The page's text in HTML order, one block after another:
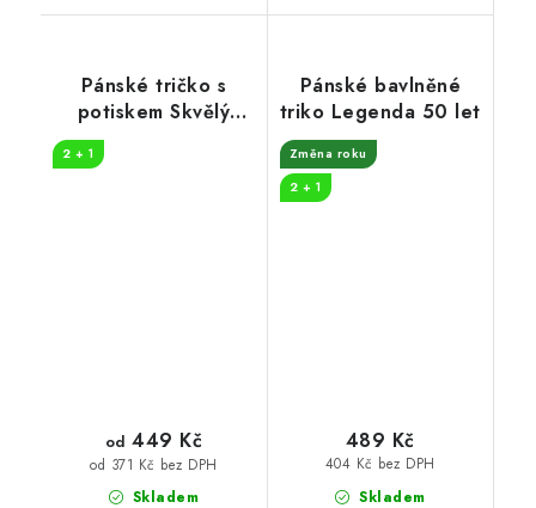
Pánské tričko s
potiskem Skvělý
dědeček 50 let
2 + 1
Skladem
od 371 Kč bez DPH
od 449 Kč
Pánské bavlněné
triko Legenda 50 let
Změna roku
2 + 1
Skladem
404 Kč bez DPH
489 Kč